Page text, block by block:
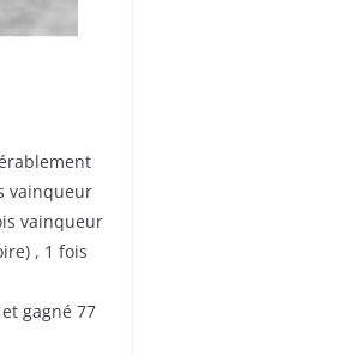
vainqueur
vainqueur
, 1 fois
gagné 77